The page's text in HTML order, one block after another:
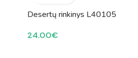
Desertų rinkinys L40105
24.00€